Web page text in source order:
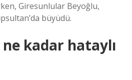
Giresunlular Beyoğlu,
büyüdü.
kadar hataylı